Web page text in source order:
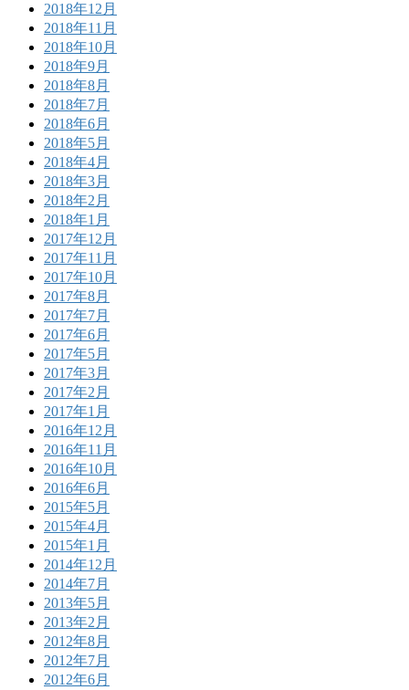
2018年12月
2018年11月
2018年10月
2018年9月
2018年8月
2018年7月
2018年6月
2018年5月
2018年4月
2018年3月
2018年2月
2018年1月
2017年12月
2017年11月
2017年10月
2017年8月
2017年7月
2017年6月
2017年5月
2017年3月
2017年2月
2017年1月
2016年12月
2016年11月
2016年10月
2016年6月
2015年5月
2015年4月
2015年1月
2014年12月
2014年7月
2013年5月
2013年2月
2012年8月
2012年7月
2012年6月